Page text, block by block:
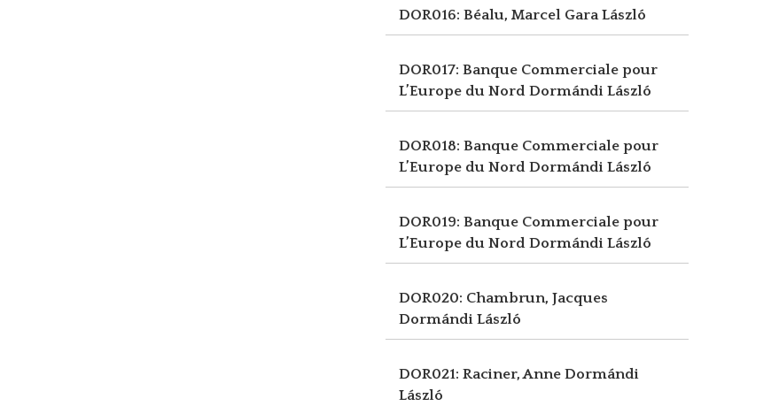
DOR016: Béalu, Marcel Gara László
DOR017: Banque Commerciale pour
L’Europe du Nord Dormándi László
DOR018: Banque Commerciale pour
L’Europe du Nord Dormándi László
DOR019: Banque Commerciale pour
L’Europe du Nord Dormándi László
DOR020: Chambrun, Jacques
Dormándi László
DOR021: Raciner, Anne Dormándi
László